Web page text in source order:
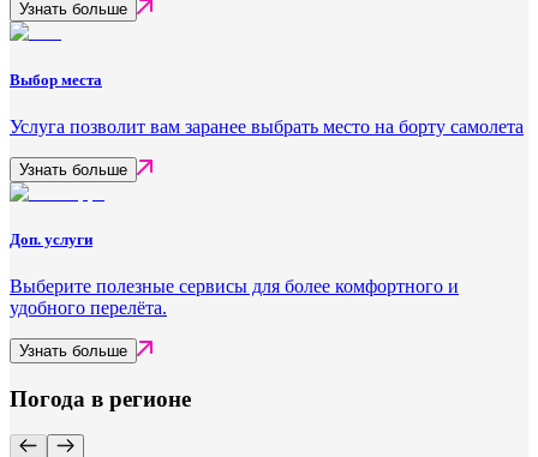
Узнать больше
Выбор места
Услуга позволит вам заранее выбрать место на борту самолета
Узнать больше
Доп. услуги
Выберите полезные сервисы для более комфортного и
удобного перелёта.
Узнать больше
Погода в регионе